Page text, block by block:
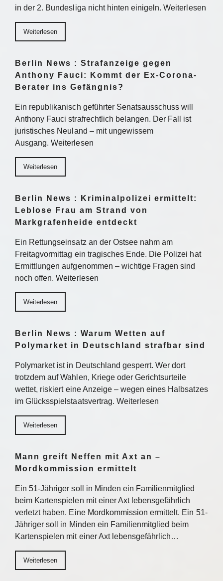
in der 2. Bundesliga nicht hinten einigeln. Weiterlesen
Weiterlesen
Berlin News : Strafanzeige gegen
Anthony Fauci: Kommt der Ex-Corona-
Berater ins Gefängnis?
Ein republikanisch geführter Senatsausschuss will
Anthony Fauci strafrechtlich belangen. Der Fall ist
juristisches Neuland – mit ungewissem
Ausgang. Weiterlesen
Weiterlesen
Berlin News : Kriminalpolizei ermittelt:
Leblose Frau am Strand von
Markgrafenheide entdeckt
Ein Rettungseinsatz an der Ostsee nahm am
Freitagvormittag ein tragisches Ende. Die Polizei hat
Ermittlungen aufgenommen – wichtige Fragen sind
noch offen. Weiterlesen
Weiterlesen
Berlin News : Warum Wetten auf
Polymarket in Deutschland strafbar sind
Polymarket ist in Deutschland gesperrt. Wer dort
trotzdem auf Wahlen, Kriege oder Gerichtsurteile
wettet, riskiert eine Anzeige – wegen eines Halbsatzes
im Glücksspielstaatsvertrag. Weiterlesen
Weiterlesen
Mann greift Neffen mit Axt an –
Mordkommission ermittelt
Ein 51-Jähriger soll in Minden ein Familienmitglied
beim Kartenspielen mit einer Axt lebensgefährlich
verletzt haben. Eine Mordkommission ermittelt. Ein 51-
Jähriger soll in Minden ein Familienmitglied beim
Kartenspielen mit einer Axt lebensgefährlich…
Weiterlesen